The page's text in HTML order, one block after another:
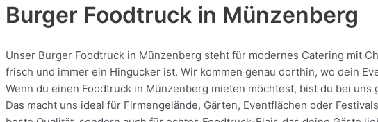
Burger Foodtruck in Münzenberg
Unser Burger Foodtruck in Münzenberg steht für modernes Catering mit
frisch und immer ein Hingucker ist. Wir kommen genau dorthin, wo dein
Wenn du einen Foodtruck in Münzenberg mieten möchtest, bist du bei
Das macht uns ideal für Firmengelände, Gärten, Eventflächen oder